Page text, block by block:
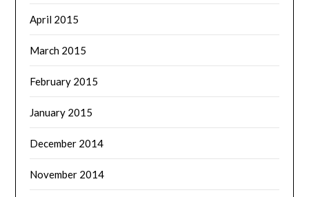
April 2015
March 2015
February 2015
January 2015
December 2014
November 2014